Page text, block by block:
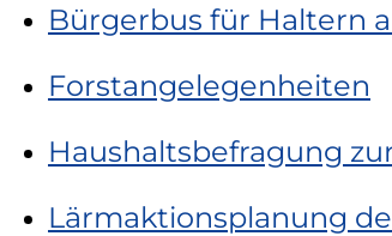
Bürgerbus für Haltern
Forstangelegenheiten
Haushaltsbefragung
Lärmaktionsplanung